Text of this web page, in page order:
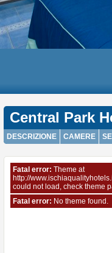
Central Park
DESCRIZIONE CAMERE
Fatal error: Theme at
http://
could not load, check theme
Fatal error: No theme found.